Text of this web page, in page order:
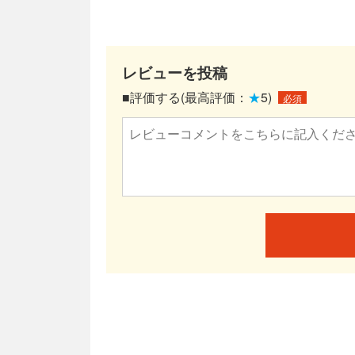
レビューを投稿
■評価する(最高評価： ★5) 必須